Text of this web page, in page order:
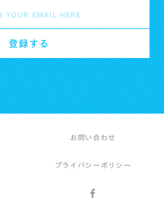
お問い合わせ
プライバシーポリシー